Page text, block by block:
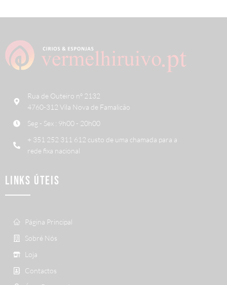
Rua de Outeiro nº 2132
4760-312 Vila Nova de Famalicão
Seg - Sex : 9h00 - 20h00
+ 351 252 311 612 custo de uma chamada para a
rede fixa nacional
LINKS ÚTEIS
Página Principal
Sobré Nós
Loja
Contactos